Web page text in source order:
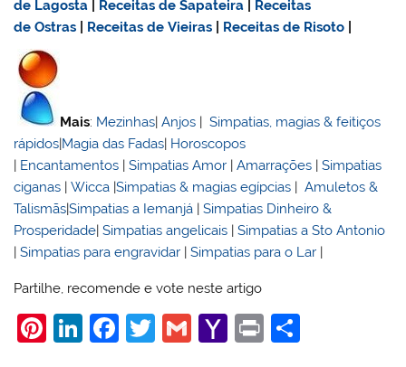
de Lagosta Receitas de Sapateira
Receitas
de Ostras
Receitas de Vieiras Receitas de Risoto
Mais: Mezinhas|Anjos |Simpatias, magias & feitiços
rápidos|Magia das Fadas| Horoscopos
| Encantamentos |Simpatias Amor |Amarrações |Simpatias
ciganas |Wicca |Simpatias & magias egípcias |Amuletos &
Talismãs|Simpatias a Iemanjá |Simpatias Dinheiro &
Prosperidade|Simpatias angelicais |Simpatias a Sto Antonio
|Simpatias para engravidar |Simpatias para o Lar |
Partilhe, recomende e vote neste artigo
Pi Li F
T
G
Y
Pr